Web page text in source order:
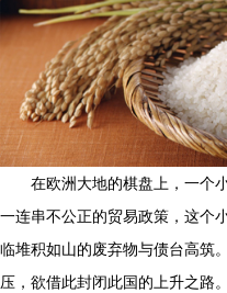
在欧洲大地的棋盘上，一个
一连串不公正的贸易政策，这个
临堆积如山的废弃物与债台高筑
压，欲借此封闭此国的上升之路